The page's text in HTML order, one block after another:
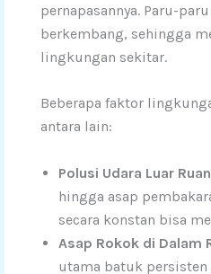
pernapasannya. Paru-
berkembang, sehingga
lingkungan sekitar.
Beberapa faktor
antara lain:
Polusi Udara Luar
hingga asap
secara konstan bisa
Asap Rokok di Dalam
utama batuk persisten